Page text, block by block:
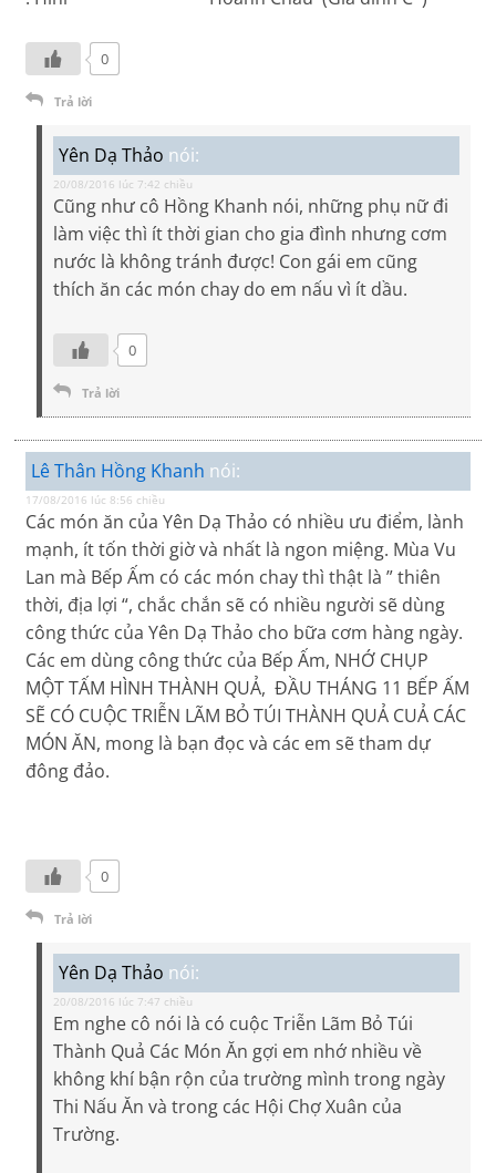
0
Trả lời
Yên Dạ Thảo nói:
20/08/2016 lúc 7:42 chiều
Cũng như cô Hồng Khanh nói, những phụ nữ đi
làm việc thì ít thời gian cho gia đình nhưng cơm
nước là không tránh được! Con gái em cũng
thích ăn các món chay do em nấu vì ít dầu.
0
Trả lời
Lê Thân Hồng Khanh nói:
17/08/2016 lúc 8:56 chiều
Các món ăn của Yên Dạ Thảo có nhiều ưu điểm, lành
mạnh, ít tốn thời giờ và nhất là ngon miệng. Mùa Vu
Lan mà Bếp Ấm có các món chay thì thật là ” thiên
thời, địa lợi “, chắc chắn sẽ có nhiều người sẽ dùng
công thức của Yên Dạ Thảo cho bữa cơm hàng ngày.
Các em dùng công thức của Bếp Ấm, NHỚ CHỤP
MỘT TẤM HÌNH THÀNH QUẢ, ĐẦU THÁNG 11 BẾP ẤM
SẼ CÓ CUỘC TRIỄN LÃM BỎ TÚI THÀNH QUẢ CUẢ CÁC
MÓN ĂN, mong là bạn đọc và các em sẽ tham dự
đông đảo.
0
Trả lời
Yên Dạ Thảo nói:
20/08/2016 lúc 7:47 chiều
Em nghe cô nói là có cuộc Triễn Lãm Bỏ Túi
Thành Quả Các Món Ăn gợi em nhớ nhiều về
không khí bận rộn của trường mình trong ngày
Thi Nấu Ăn và trong các Hội Chợ Xuân của
Trường.